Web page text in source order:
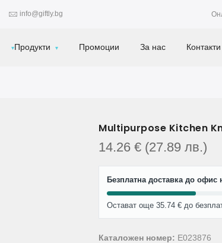
info@giftly.bg
Продукти Промоции За нас Контакти
Multipurpose Kitchen
14.26 € (27.89 лв.)
Безплатна доставка до офис
Остават още 35.74 € до
Каталожен номер: E023876